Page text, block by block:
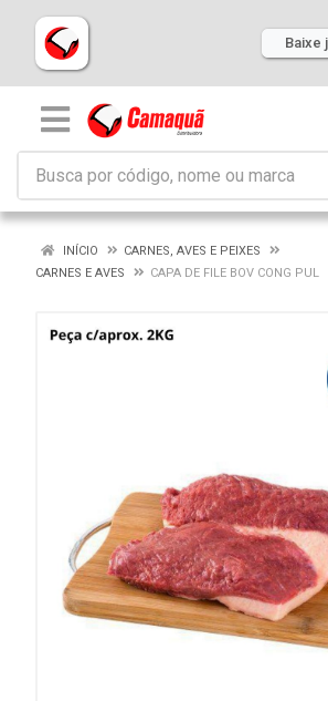
Baixe
INÍCIO
CARNES, AVES E PEIXES
CARNES E AVES
CAPA DE FILE BOV CONG PUL